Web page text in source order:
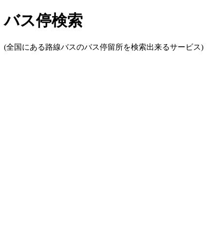
バス停検索
(全国にある路線バスのバス停留所を検索出来るサービス)